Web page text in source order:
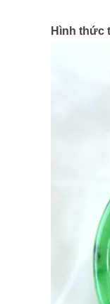
Hình thức